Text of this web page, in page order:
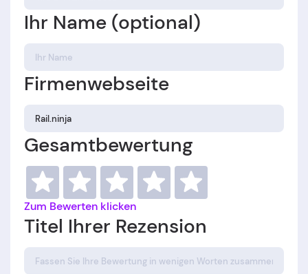
Ihr Name (optional)
Firmenwebseite
Gesamtbewertung
Zum Bewerten klicken
Titel Ihrer Rezension